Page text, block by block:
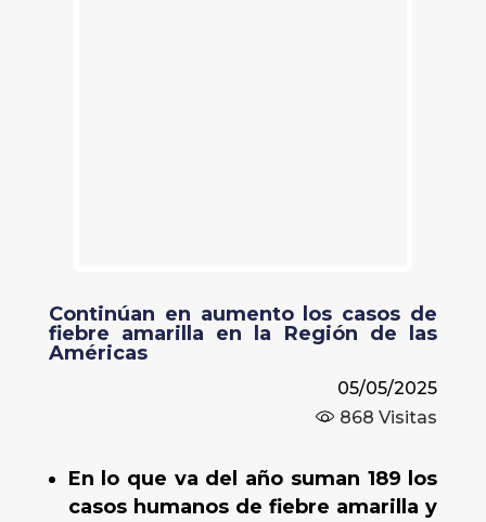
Continúan en aumento los casos de
fiebre amarilla en la Región de las
Américas
05/05/2025
868 Visitas
En lo que va del año suman 189 los
casos humanos de fiebre amarilla y